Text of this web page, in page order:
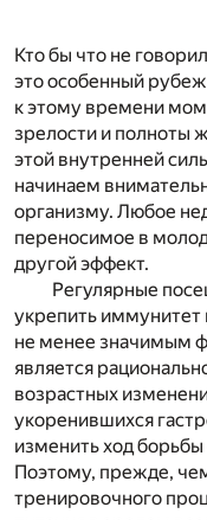
Кто бы что не
это особенный
к этому времени
зрелости и полноты
этой внутренней
начинаем
организму. Любое
переносимое в
другой эффект.
Регулярные
укрепить иммунитет
не менее значимым
является
возрастных
укоренившихся
изменить ход
Поэтому, прежде,
тренировочного